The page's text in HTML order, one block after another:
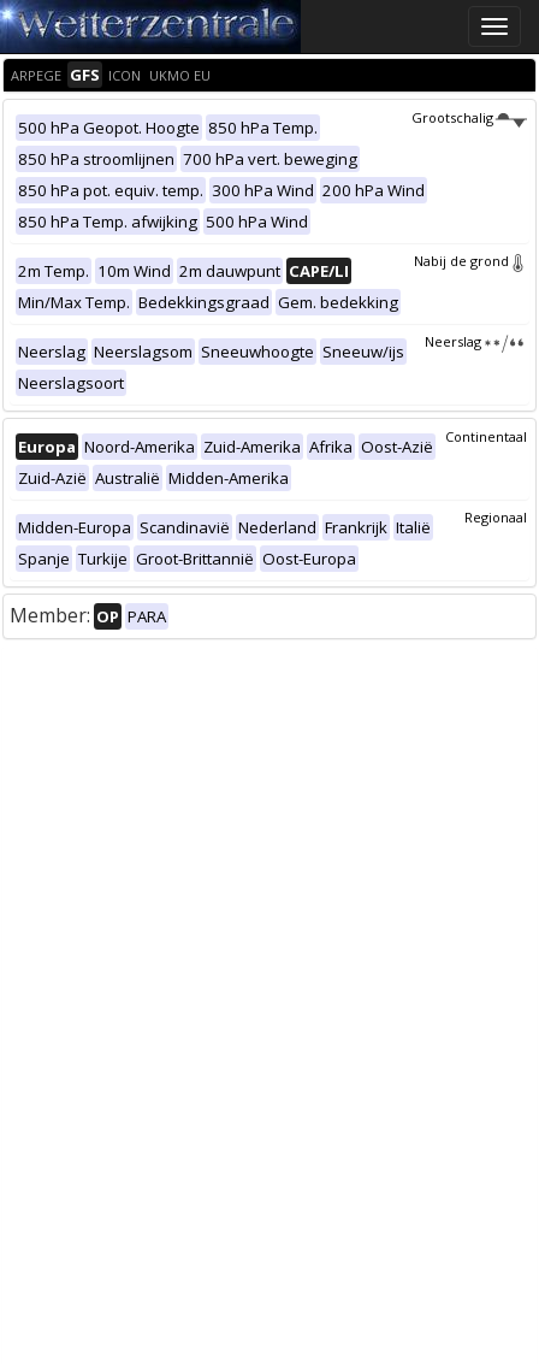
Toggle
ARPEGE GFS ICON UKMO EU
Grootschalig
500 hPa Geopot. Hoogte 850 hPa Temp.
850 hPa stroomlijnen 700 hPa vert. beweging
850 hPa pot. equiv. temp. 300 hPa Wind 200 hPa Wind
850 hPa Temp. afwijking 500 hPa Wind
Nabij de grond
2m Temp. 10m Wind 2m dauwpunt CAPE/LI
Min/Max Temp. Bedekkingsgraad Gem. bedekking
Neerslag
Neerslag Neerslagsom Sneeuwhoogte Sneeuw/ijs
Neerslagsoort
Continentaal
Europa Noord-Amerika Zuid-Amerika Afrika Oost-Azië
Zuid-Azië Australië Midden-Amerika
Regionaal
Midden-Europa Scandinavië Nederland Frankrijk Italië
Spanje Turkije Groot-Brittannië Oost-Europa
Member: OP PARA